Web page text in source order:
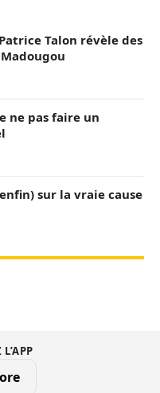
Talon révèle des
ne pas faire un
sur la vraie cause